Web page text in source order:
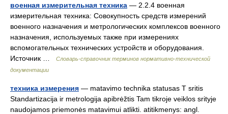
военная измерительная техника — 2.2.4 военная
измерительная техника: Совокупность средств измерений
военного назначения и метрологических комплексов военного
назначения, используемых также при измерениях
вспомогательных технических устройств и оборудования.
Источник …
Словарь-справочник терминов нормативно-технической
документации
техника измерения — matavimo technika statusas T sritis
Standartizacija ir metrologija apibrėžtis Tam tikroje veiklos srityje
naudojamos priemonės matavimui atlikti. atitikmenys: angl.